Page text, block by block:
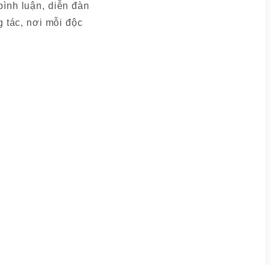
luận, diễn đàn
tác, nơi mỗi độc